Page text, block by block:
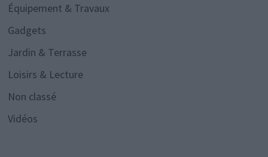
Équipement & Travaux
Gadgets
Jardin & Terrasse
Loisirs & Lecture
Non classé
Vidéos